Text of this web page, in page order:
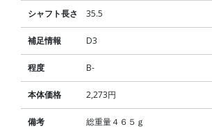
シャフト長さ 35.5
補足情報 D3
程度 B-
本体価格 2,273円
備考 総重量４６５ｇ